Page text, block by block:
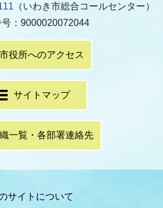
（いわき市総合コールセンター）
：9000020072044
市役所へのアクセス
サイトマップ
一覧・各部署連絡先
サイトについて